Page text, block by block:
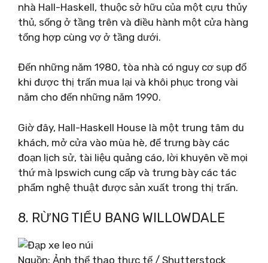
nhà Hall-Haskell, thuộc sở hữu của một cựu thủy
thủ, sống ở tầng trên và điều hành một cửa hàng
tổng hợp cùng vợ ở tầng dưới.
Đến những năm 1980, tòa nhà có nguy cơ sụp đổ
khi được thị trấn mua lại và khôi phục trong vài
năm cho đến những năm 1990.
Giờ đây, Hall-Haskell House là một trung tâm du
khách, mở cửa vào mùa hè, để trưng bày các
đoạn lịch sử, tài liệu quảng cáo, lời khuyên về mọi
thứ mà Ipswich cung cấp và trưng bày các tác
phẩm nghệ thuật được sản xuất trong thị trấn.
8. RỪNG TIỂU BANG WILLOWDALE
Nguồn: Ảnh thể thao thực tế / Shutterstock